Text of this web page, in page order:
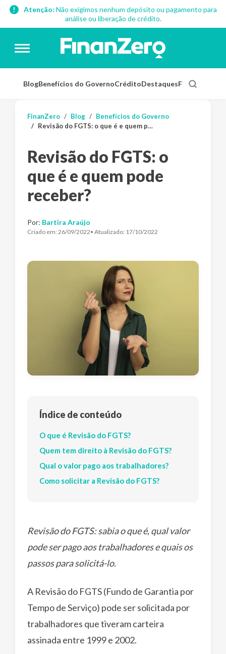
Atenção: Não exigimos nenhum depósito ou pagamento para
análise ou liberação de crédito.
BlogBenefícios do GovernoCréditoDestaquesFinanças
FinanZero Blog
Benefícios do Governo
Revisão do FGTS: o que é e quem pode receber?
Revisão do FGTS: o
que é e quem pode
receber?
Por: Bartira Araújo
Criado em: 26/09/2022• Atualizado: 17/10/2022
Índice de conteúdo
O que é Revisão do FGTS?
Quem tem direito à Revisão do FGTS?
Qual o valor pago aos trabalhadores?
Como solicitar a Revisão do FGTS?
Revisão do FGTS: sabia o que é, qual valor
pode ser pago aos trabalhadores e quais os
passos para solicitá-lo.
A Revisão do FGTS (Fundo de Garantia por
Tempo de Serviço) pode ser solicitada por
trabalhadores que tiveram carteira
assinada entre 1999 e 2002.